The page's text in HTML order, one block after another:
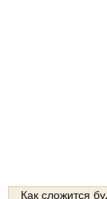
Как сложится